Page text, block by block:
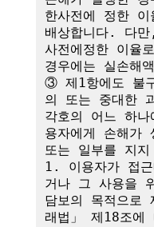
한사전에 정한 이
배상합니다. 다
사전에정한 이율
경우에는 실손해
③ 제1항에도 불
의 또는 중대한
각호의 어느 하
용자에게 손해가
또는 일부를 지
1. 이용자가 접
거나 그 사용을
담보의 목적으로
래법」 제18조에